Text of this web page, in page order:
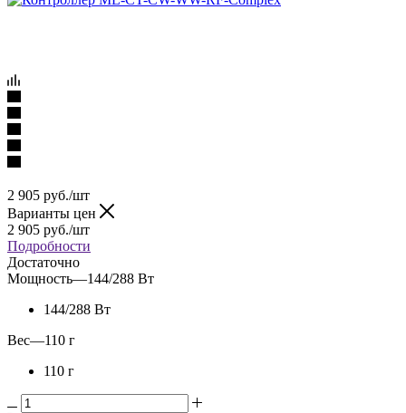
2 905 руб./шт
Варианты цен
2 905 руб./шт
Подробности
Достаточно
Мощность—144/288 Вт
144/288 Вт
Вес—110 г
110 г